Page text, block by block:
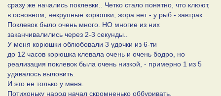
сразу же начались поклевки.. Четко стало понятно, что клюют,
в основном, некрупные корюшки, жора нет - у рыб - завтрак...
Поклевок было очень много. НО многие из них
заканчивалились через 2-3 секунды..
У меня корюшки облюбовали 3 удочки из 6-ти
до 12 часов корюшка клевала очень и очень бодро, но
реализация поклевок была очень низкой, - примерно 1 из 5
удавалось выловить.
И это не только у меня.
Потихоньку народ начал скромненько оббуривать.